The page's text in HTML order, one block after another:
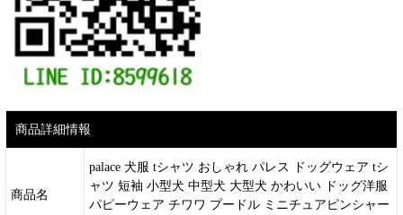
商品詳細情報
商品名
palace 犬服 tシャツ おしゃれ パレス ドッグウェア tシ
ャツ 短袖 小型犬 中型犬 大型犬 かわいい ドッグ洋服
パピーウェア チワワ プードル ミニチュアピンシャー